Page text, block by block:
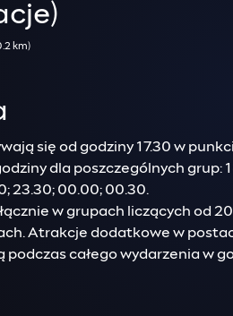
km)
się od godziny 17.30 w
dla poszczególnych grup:
23.30; 00.00; 00.30.
w grupach liczących od
Atrakcje dodatkowe w
całego wydarzenia w